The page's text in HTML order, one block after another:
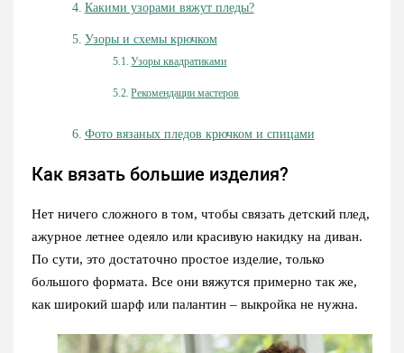
Какими узорами вяжут пледы?
Узоры и схемы крючком
Узоры квадратиками
Рекомендации мастеров
Фото вязаных пледов крючком и спицами
Как вязать большие изделия?
Нет ничего сложного в том, чтобы связать детский плед,
ажурное летнее одеяло или красивую накидку на диван.
По сути, это достаточно простое изделие, только
большого формата. Все они вяжутся примерно так же,
как широкий шарф или палантин – выкройка не нужна.